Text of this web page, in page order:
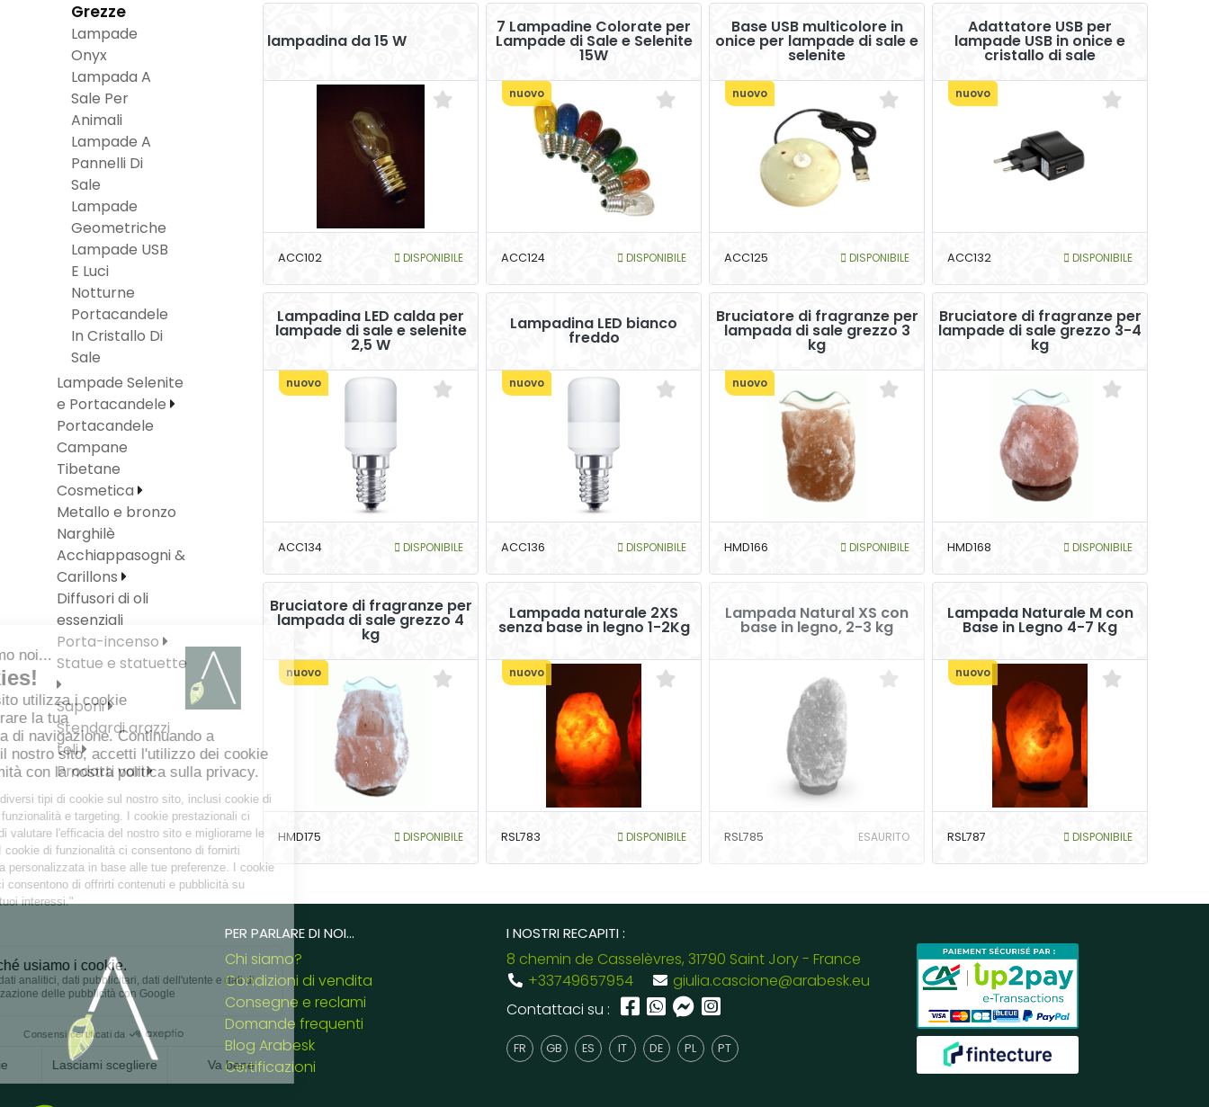
Grezze
Lampade
Onyx
Lampada A
Sale Per
Animali
Lampade A
Pannelli Di
Sale
Lampade
Geometriche
Lampade USB
E Luci
Notturne
Portacandele
In Cristallo Di
Sale
Lampade Selenite
e Portacandele
Portacandele
Campane
Tibetane
Cosmetica
Metallo e bronzo
Narghilè
Acchiappasogni &
Carillons
Diffusori di oli
essenziali
Porta-incenso
Statue e statuette
Saponi
Stendardi arazzi
teli
Prodotti vari
lampadina da 15 W
ACC102 DISPONIBILE
7 Lampadine Colorate per
Lampade di Sale e Selenite
15W
nuovo
ACC124 DISPONIBILE
Base USB multicolore in
onice per lampade di sale e
selenite
nuovo
ACC125 DISPONIBILE
Adattatore USB per
lampade USB in onice e
cristallo di sale
nuovo
ACC132 DISPONIBILE
Lampadina LED calda per
lampade di sale e selenite
2,5 W
nuovo
ACC134 DISPONIBILE
Lampadina LED bianco
freddo
nuovo
ACC136 DISPONIBILE
Bruciatore di fragranze per
lampada di sale grezzo 3
kg
nuovo
HMD166 DISPONIBILE
Bruciatore di fragranze per
lampade di sale grezzo 3-4
kg
HMD168 DISPONIBILE
Bruciatore di fragranze per
lampada di sale grezzo 4
kg
nuovo
HMD175 DISPONIBILE
Lampada naturale 2XS
senza base in legno 1-2Kg
nuovo
RSL783 DISPONIBILE
Lampada Natural XS con
base in legno, 2-3 kg
RSL785 ESAURITO
Lampada Naturale M con
Base in Legno 4-7 Kg
nuovo
RSL787 DISPONIBILE
PER PARLARE DI NOI...
Chi siamo?
Condizioni di vendita
Consegne e reclami
Domande frequenti
Blog Arabesk
Certificazioni
I NOSTRI RECAPITI :
8 chemin de Casselèvres, 31790 Saint Jory - France
+33749657954
giulia.cascione@arabesk.eu
Contattaci su :
FR GB ES IT DE PL PT